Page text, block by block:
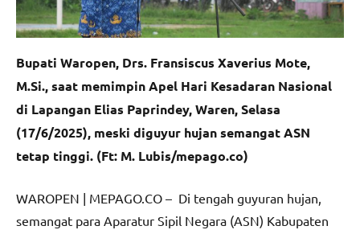
Bupati Waropen, Drs. Fransiscus Xaverius Mote,
M.Si., saat memimpin Apel Hari Kesadaran Nasional
di Lapangan Elias Paprindey, Waren, Selasa
(17/6/2025), meski diguyur hujan semangat ASN
tetap tinggi. (Ft: M. Lubis/mepago.co)
WAROPEN | MEPAGO.CO – Di tengah guyuran hujan,
semangat para Aparatur Sipil Negara (ASN) Kabupaten